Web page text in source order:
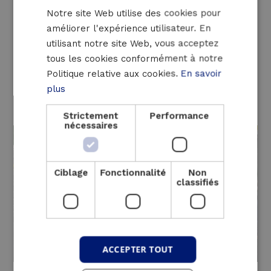
avec pompe à chaleur.
La nouvelle unité a été intégrée dans
l’enceinte acoustique existante et
raccordée à l’infrastructure électrique en
place. Le transformateur et la cellule
haute tension de l’installation précédente
ont pu être conservés.
FRENCH
Notre site Web utilise des cookies pour
améliorer l'expérience utilisateur. En
utilisant notre site Web, vous acceptez
tous les cookies conformément à notre
Politique relative aux cookies. En savoir
plus
Strictement
nécessaires
Performance
Ciblage Fonctionnalité
Non
classifiés
ACCEPTER TOUT